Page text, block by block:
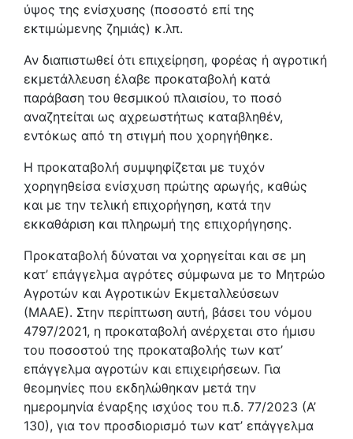
ύψος της ενίσχυσης (ποσοστό επί της
εκτιμώμενης ζημιάς) κ.λπ.
Αν διαπιστωθεί ότι επιχείρηση, φορέας ή αγροτική
εκμετάλλευση έλαβε προκαταβολή κατά
παράβαση του θεσμικού πλαισίου, το ποσό
αναζητείται ως αχρεωστήτως καταβληθέν,
εντόκως από τη στιγμή που χορηγήθηκε.
Η προκαταβολή συμψηφίζεται με τυχόν
χορηγηθείσα ενίσχυση πρώτης αρωγής, καθώς
και με την τελική επιχορήγηση, κατά την
εκκαθάριση και πληρωμή της επιχορήγησης.
Προκαταβολή δύναται να χορηγείται και σε μη
κατ’ επάγγελμα αγρότες σύμφωνα με το Μητρώο
Αγροτών και Αγροτικών Εκμεταλλεύσεων
(ΜΑΑΕ). Στην περίπτωση αυτή, βάσει του νόμου
4797/2021, η προκαταβολή ανέρχεται στο ήμισυ
του ποσοστού της προκαταβολής των κατ’
επάγγελμα αγροτών και επιχειρήσεων. Για
θεομηνίες που εκδηλώθηκαν μετά την
ημερομηνία έναρξης ισχύος του π.δ. 77/2023 (Α’
130), για τον προσδιορισμό των κατ’ επάγγελμα